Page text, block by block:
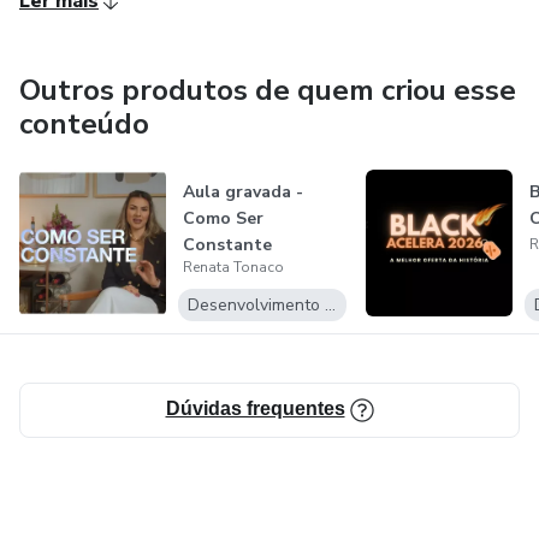
Outros produtos de quem criou esse
conteúdo
Aula gravada -
Como Ser
Constante
Renata Tonaco
Desenvolvimento Pessoal
Dúvidas frequentes